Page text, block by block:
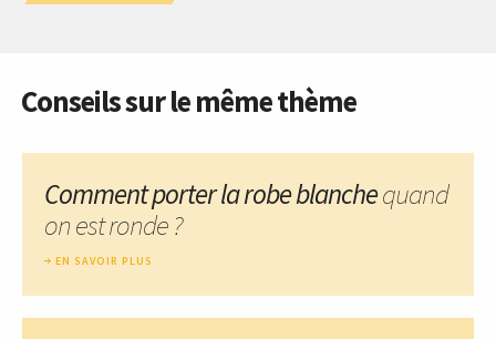
Conseils sur le même thème
Comment porter la robe blanchequand
on est ronde ?
EN SAVOIR PLUS